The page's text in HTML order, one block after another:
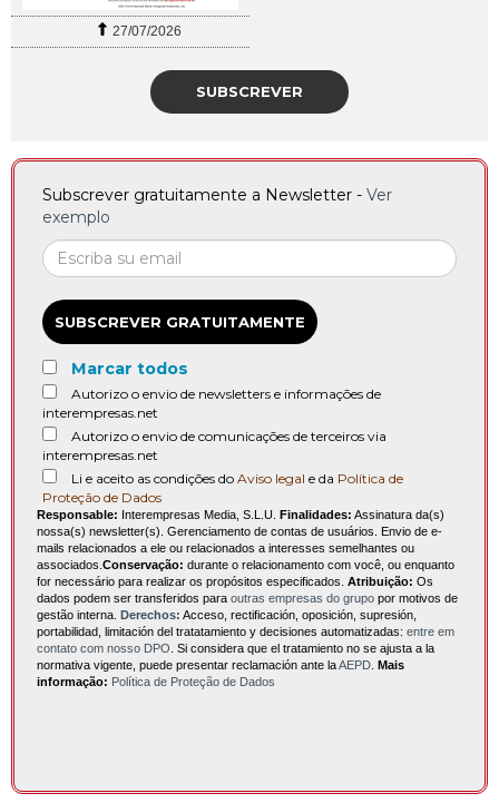
27/07/2026
SUBSCREVER
Subscrever gratuitamente a Newsletter - Ver
exemplo
SUBSCREVER GRATUITAMENTE
Marcar todos
Autorizo o envio de newsletters e informações de
interempresas.net
Autorizo o envio de comunicações de terceiros via
interempresas.net
Li e aceito as condições do Aviso legal e da Política de
Proteção de Dados
Responsable: Interempresas Media, S.L.U. Finalidades: Assinatura da(s)
nossa(s) newsletter(s). Gerenciamento de contas de usuários. Envio de e-
mails relacionados a ele ou relacionados a interesses semelhantes ou
associados. Conservação: durante o relacionamento com você, ou enquanto
for necessário para realizar os propósitos especificados. Atribuição: Os
dados podem ser transferidos para outras empresas do grupo por motivos de
gestão interna. Derechos: Acceso, rectificación, oposición, supresión,
portabilidad, limitación del tratatamiento y decisiones automatizadas: entre em
contato com nosso DPO . Si considera que el tratamiento no se ajusta a la
normativa vigente, puede presentar reclamación ante laAEPD Mais
informação: Política de Proteção de Dados